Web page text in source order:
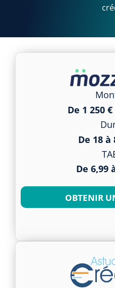
De 1 250
De 18 à
De 6,99
OBTENIR